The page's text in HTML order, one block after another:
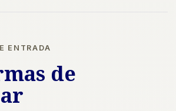
ENTRADA
de